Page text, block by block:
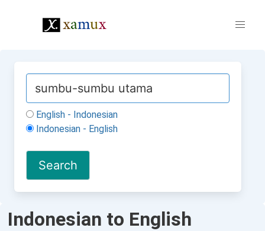
English - Indonesian
Indonesian - English
Indonesian to English